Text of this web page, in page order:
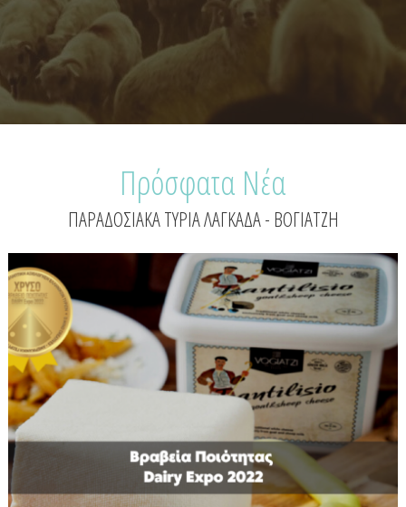
Πρόσφατα Νέα
ΠΑΡΑΔΟΣΙΑΚΑ ΤΥΡΙΑ ΛΑΓΚΑΔΑ - ΒΟΓΙΑΤΖΗ